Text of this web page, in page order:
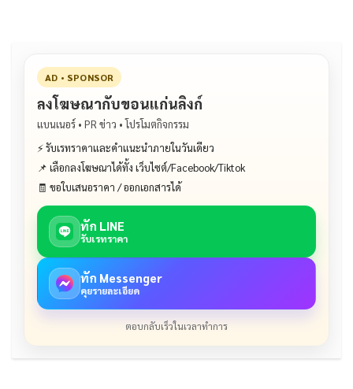
AD • SPONSOR
ลงโฆษณากับขอนแก่นลิงก์
แบนเนอร์ • PR ข่าว • โปรโมตกิจกรรม
⚡ รับเรทราคาและคำแนะนำภายในวันเดียว
📌 เลือกลงโฆษณาได้ทั้ง เว็บไซต์/Facebook/Tiktok
🧾 ขอใบเสนอราคา / ออกเอกสารได้
ทัก LINE
รับเรทราคา
ทัก Messenger
คุยรายละเอียด
ตอบกลับเร็วในเวลาทำการ